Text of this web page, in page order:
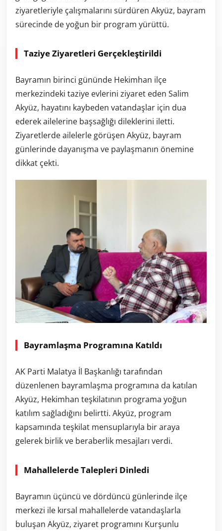
ziyaretleriyle çalışmalarını sürdüren Akyüz, bayram
sürecinde de yoğun bir program yürüttü.
Taziye Ziyaretleri Gerçekleştirildi
Bayramın birinci gününde Hekimhan ilçe
merkezindeki taziye evlerini ziyaret eden Salim
Akyüz, hayatını kaybeden vatandaşlar için dua
ederek ailelerine başsağlığı dileklerini iletti.
Ziyaretlerde ailelerle görüşen Akyüz, bayram
günlerinde dayanışma ve paylaşmanın önemine
dikkat çekti.
Bayramlaşma Programına Katıldı
AK Parti Malatya İl Başkanlığı tarafından
düzenlenen bayramlaşma programına da katılan
Akyüz, Hekimhan teşkilatının programa yoğun
katılım sağladığını belirtti. Akyüz, program
kapsamında teşkilat mensuplarıyla bir araya
gelerek birlik ve beraberlik mesajları verdi.
Mahallelerde Talepleri Dinledi
Bayramın üçüncü ve dördüncü günlerinde ilçe
merkezi ile kırsal mahallelerde vatandaşlarla
buluşan Akyüz, ziyaret programını Kurşunlu